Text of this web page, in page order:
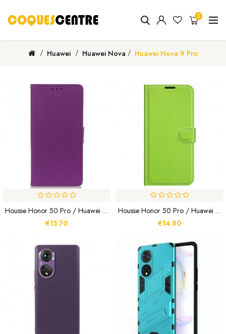
0
Huawei Huawei Nova Huawei Nova 9 Pro
Housse Honor 50 Pro / Huawei Nova 9 Pro Effet Cuir Classique
€15.70
Housse Honor 50 Pro / Huawei Nova 9 Pro Simili Cuir Classique
€14.80